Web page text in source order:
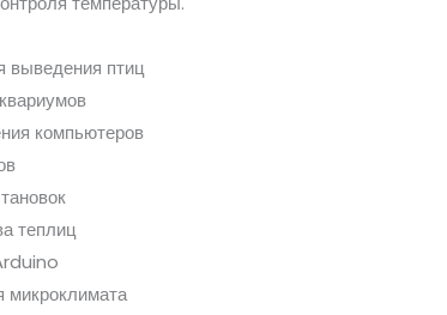
выведения птиц
компьютеров
теплиц
микроклимата